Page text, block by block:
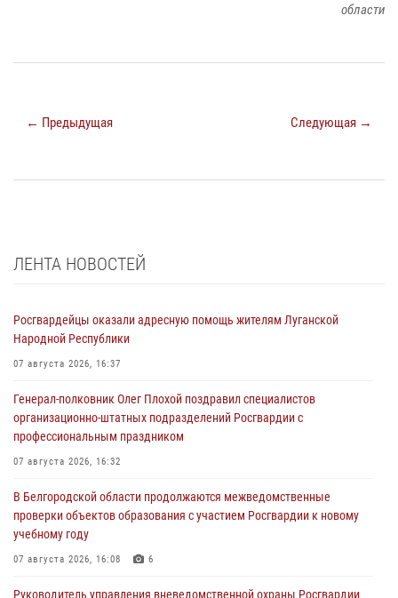
области
← Предыдущая Следующая →
ЛЕНТА НОВОСТЕЙ
Росгвардейцы оказали адресную помощь жителям Луганской
Народной Республики
07 августа 2026, 16:37
Генерал-полковник Олег Плохой поздравил специалистов
организационно-штатных подразделений Росгвардии с
профессиональным праздником
07 августа 2026, 16:32
В Белгородской области продолжаются межведомственные
проверки объектов образования с участием Росгвардии к новому
учебному году
07 августа 2026, 16:08 6
Руководитель управления вневедомственной охраны Росгвардии